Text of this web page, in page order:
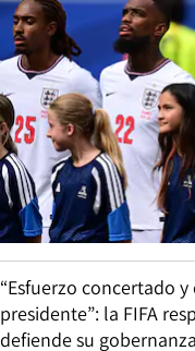
“Esfuerzo concertado
presidente”: la FIFA
defiende su gobernanza